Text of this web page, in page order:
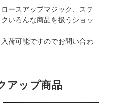
ースアップマジック、ステ
いろんな商品を扱うショッ
荷可能ですのでお問い合わ
アップ商品